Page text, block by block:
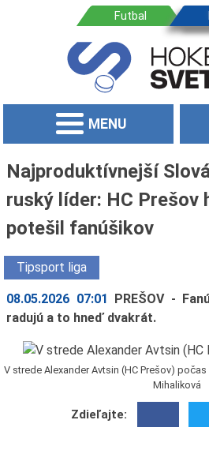
MENU
Najproduktívnejší
ruský líder: HC Prešov
potešil fanúšikov
Tipsport liga
08.05.2026 07:01 PREŠOV -
radujú a to hneď dvakrát.
V strede Alexander Avtsin (HC Prešov)
Mihaliková
Zdieľajte: